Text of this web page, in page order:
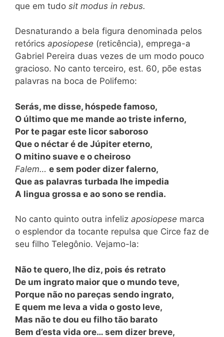
que em tudo sit modus in rebus.
Desnaturando a bela figura denominada pelos
retórics aposiopese (reticência), emprega-a
Gabriel Pereira duas vezes de um modo pouco
gracioso. No canto terceiro, est. 60, põe estas
palavras na boca de Polifemo:
Serás, me disse, hóspede famoso,
O último que me mande ao triste inferno,
Por te pagar este licor saboroso
Que o néctar é de Júpiter eterno,
O mitino suave e o cheiroso
Falem… e sem poder dizer falerno,
Que as palavras turbada lhe impedia
A lingua grossa e ao sono se rendia.
No canto quinto outra infeliz aposiopese marca
o esplendor da tocante repulsa que Circe faz de
seu filho Telegônio. Vejamo-la:
Não te quero, lhe diz, pois és retrato
De um ingrato maior que o mundo teve,
Porque não no pareças sendo ingrato,
E quem me leva a vida o gosto leve,
Mas não te dou eu filho tão barato
Bem d’esta vida ore… sem dizer breve,